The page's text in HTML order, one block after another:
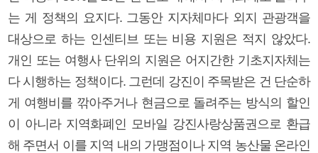
는 게 정책의 요지다. 그동안 지자체마다 외지 관광객을
대상으로 하는 인센티브 또는 비용 지원은 적지 않았다.
개인 또는 여행사 단위의 지원은 어지간한 기초지자체는
다 시행하는 정책이다. 그런데 강진이 주목받은 건 단순하
게 여행비를 깎아주거나 현금으로 돌려주는 방식의 할인
이 아니라 지역화폐인 모바일 강진사랑상품권으로 환급
해 주면서 이를 지역 내의 가맹점이나 지역 농산물 온라인